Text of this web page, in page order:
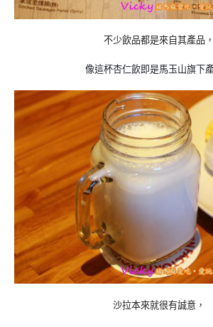
不少飲品都是來自其產品 ，
像這杯杏仁飲即是馬玉山旗下
沙拉本來就很有誠意 ，